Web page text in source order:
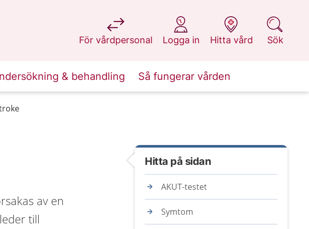
För vårdpersonal
på 1177.se
Logga in
på 1177.se
Hitta vård
på 1177.se
Sök
på 1177.se
& behandling Så fungerar vården
av en
till
Hitta på sidan
AKUT-testet
Symtom